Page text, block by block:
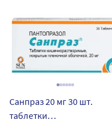
Санпраз 20 мг 30 шт.
таблетки